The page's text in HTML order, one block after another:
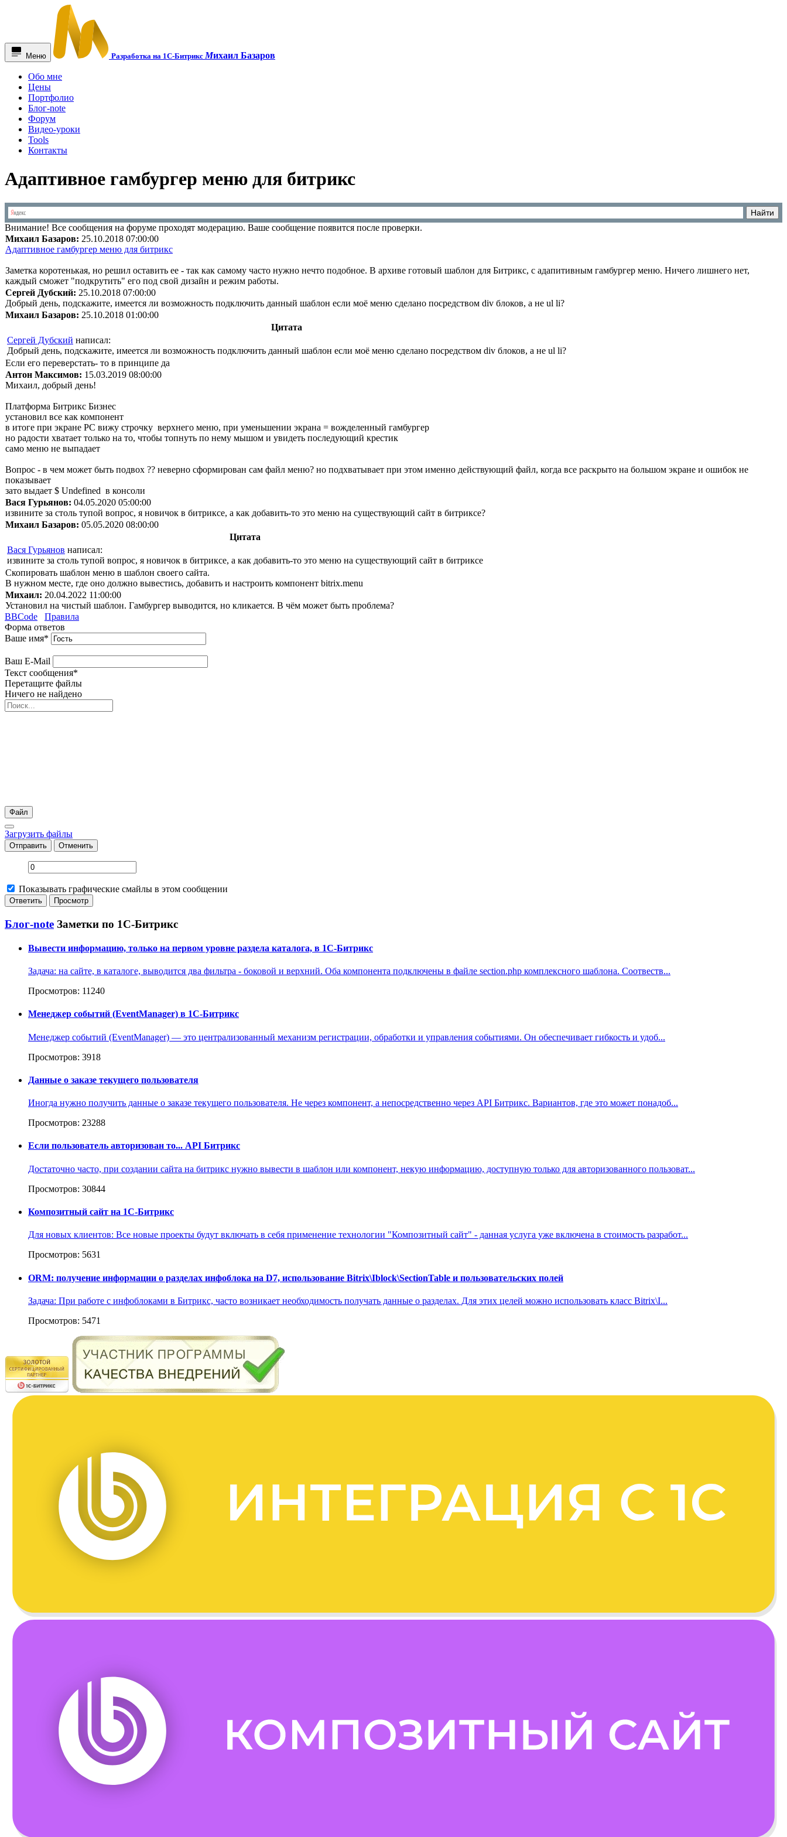
Меню Разработка на 1С-БитриксМихаил Базаров
Обо мне
Цены
Портфолио
Блог-note
Форум
Видео-уроки
Tools
Контакты
Адаптивное гамбургер меню для битрикс
Внимание! Все сообщения на форуме проходят модерацию. Ваше сообщение появится после проверки.
Михаил Базаров: 25.10.2018 07:00:00
Адаптивное гамбургер меню для битрикс
Заметка коротенькая, но решил оставить ее - так как самому часто нужно нечто подобное. В архиве готовый шаблон для Битрикс, с адапитивным гамбургер меню. Ничего лишнего нет,
каждый сможет "подкрутить" его под свой дизайн и режим работы.
Сергей Дубский: 25.10.2018 07:00:00
Добрый день, подскажите, имеется ли возможность подключить данный шаблон если моё меню сделано посредством div блоков, а не ul li?
Михаил Базаров: 25.10.2018 01:00:00
Цитата
Сергей Дубский написал:
Добрый день, подскажите, имеется ли возможность подключить данный шаблон если моё меню сделано посредством div блоков, а не ul li?
Если его переверстать- то в принципе да
Αнтон Μаксимов: 15.03.2019 08:00:00
Михаил, добрый день!
Платформа Битрикс Бизнес
установил все как компонент
в итоге при экране РС вижу строчку верхнего меню, при уменьшении экрана = вожделенный гамбургер
но радости хватает только на то, чтобы топнуть по нему мышом и увидеть последующий крестик
само меню не выпадает
Вопрос - в чем может быть подвох ?? неверно сформирован сам файл меню? но подхватывает при этом именно действующий файл, когда все раскрыто на большом экране и ошибок не
показывает
зато выдает $ Undefined в консоли
Вася Гурьянов: 04.05.2020 05:00:00
извините за столь тупой вопрос, я новичок в битриксе, а как добавить-то это меню на существующий сайт в битриксе?
Михаил Базаров: 05.05.2020 08:00:00
Цитата
Вася Гурьянов написал:
извините за столь тупой вопрос, я новичок в битриксе, а как добавить-то это меню на существующий сайт в битриксе
Скопировать шаблон меню в шаблон своего сайта.
В нужном месте, где оно должно вывестись, добавить и настроить компонент bitrix.menu
Михаил: 20.04.2022 11:00:00
Установил на чистый шаблон. Гамбургер выводится, но кликается. В чём может быть проблема?
BBCode
Правила
Форма ответов
Ваше имя*
Ваш E-Mail
Текст сообщения*
Перетащите файлы
Ничего не найдено
Файл
Загрузить файлы
Отправить Отменить
Показывать графические смайлы в этом сообщении
Блог-note Заметки по 1С-Битрикс
Вывести информацию, только на первом уровне раздела каталога, в 1С-Битрикс
Задача: на сайте, в каталоге, выводится два фильтра - боковой и верхний. Оба компонента подключены в файле section.php комплексного шаблона. Соотвеств...
Просмотров: 11240
Менеджер событий (EventManager) в 1C-Битрикс
Менеджер событий (EventManager) — это централизованный механизм регистрации, обработки и управления событиями. Он обеспечивает гибкость и удоб...
Просмотров: 3918
Данные о заказе текущего пользователя
Иногда нужно получить данные о заказе текущего пользователя. Не через компонент, а непосредственно через API Битрикс. Вариантов, где это может понадоб...
Просмотров: 23288
Если пользователь авторизован то... API Битрикс
Достаточно часто, при создании сайта на битрикс нужно вывести в шаблон или компонент, некую информацию, доступную только для авторизованного пользоват...
Просмотров: 30844
Композитный сайт на 1С-Битрикс
Для новых клиентов: Все новые проекты будут включать в себя применение технологии "Композитный сайт" - данная услуга уже включена в стоимость разработ...
Просмотров: 5631
ORM: получение информации о разделах инфоблока на D7, использование Bitrix\Iblock\SectionTable и пользовательских полей
Задача: При работе с инфоблоками в Битрикс, часто возникает необходимость получать данные о разделах. Для этих целей можно использовать класс Bitrix\I...
Просмотров: 5471